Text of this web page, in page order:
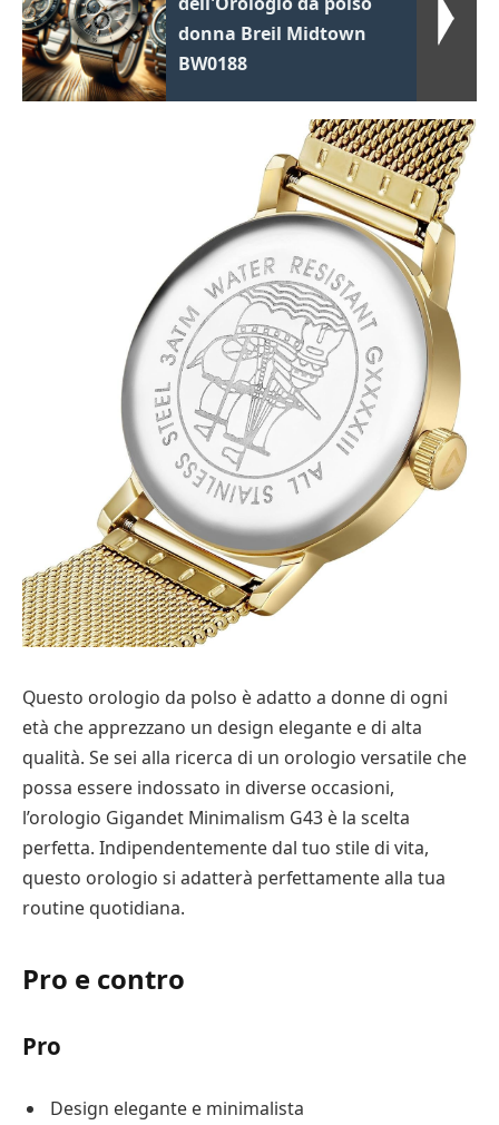
donna Breil Midtown
BW0188
Questo orologio da polso è adatto a donne di ogni
età che apprezzano un design elegante e di alta
qualità. Se sei alla ricerca di un orologio versatile che
possa essere indossato in diverse occasioni,
l’orologio Gigandet Minimalism G43 è la scelta
perfetta. Indipendentemente dal tuo stile di vita,
questo orologio si adatterà perfettamente alla tua
routine quotidiana.
Pro e contro
Pro
Design elegante e minimalista